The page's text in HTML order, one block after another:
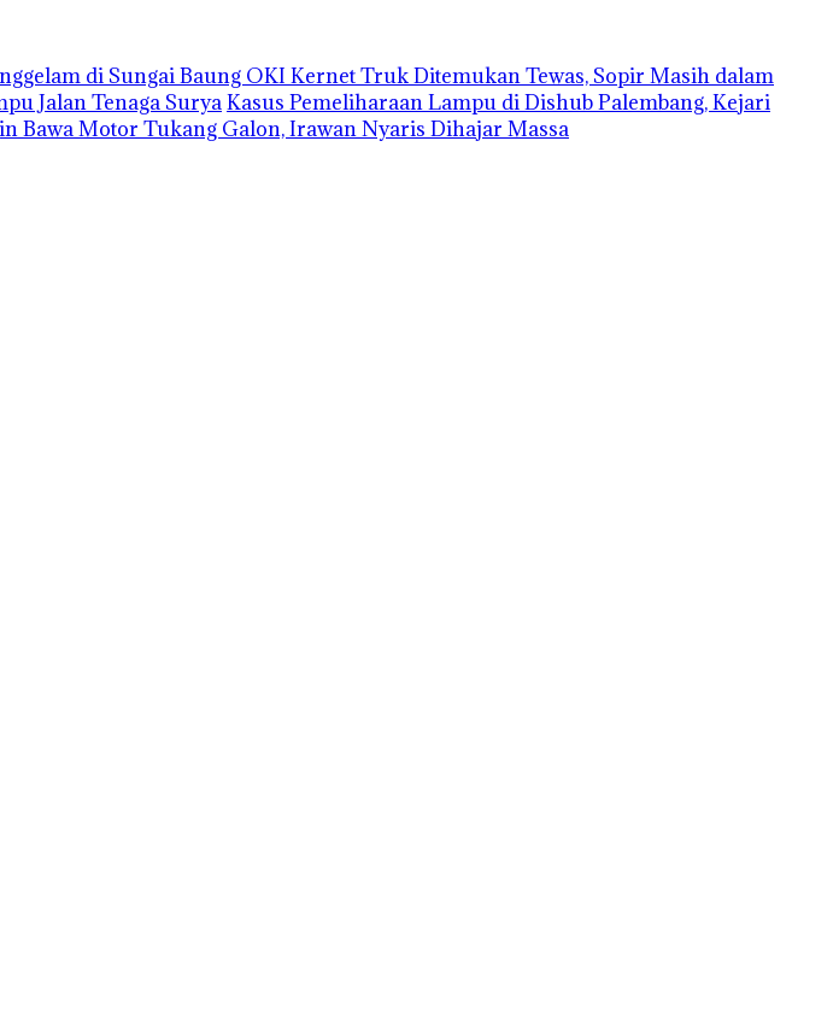
di Sungai Baung OKI Kernet Truk Ditemukan Tewas, Sopir Masih dalam
Jalan Tenaga SuryaKasus Pemeliharaan Lampu di Dishub Palembang, Kejari
Bawa Motor Tukang Galon, Irawan Nyaris Dihajar Massa